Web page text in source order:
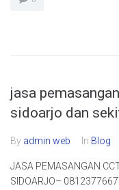
jasa
sidoarjo dan
By admin web In Blog
JASA PEMASANGAN
SIDOARJO–